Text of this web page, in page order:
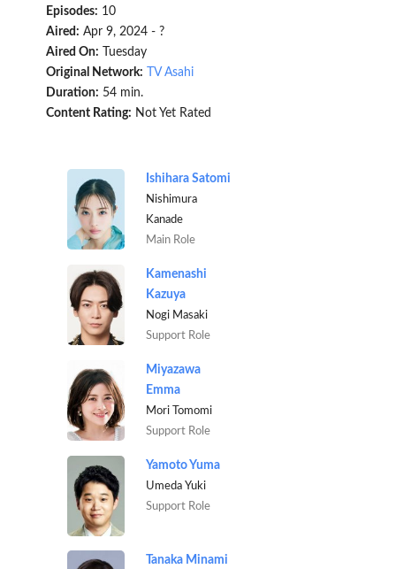
Episodes: 10
Aired: Apr 9, 2024 - ?
Aired On: Tuesday
Original Network:
TV Asahi
Duration: 54 min.
Content Rating: Not Yet Rated
Ishihara Satomi
Nishimura
Kanade
Main Role
Kamenashi
Kazuya
Nogi Masaki
Support Role
Miyazawa
Emma
Mori Tomomi
Support Role
Yamoto Yuma
Umeda Yuki
Support Role
Tanaka Minami